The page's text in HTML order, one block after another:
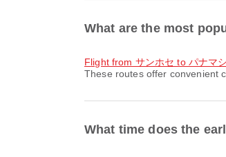
What are the most
flight from サンホセ to パナマ
These routes offer convenient
What time does the